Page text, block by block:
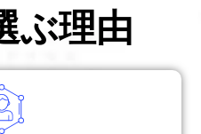
ぶ理由